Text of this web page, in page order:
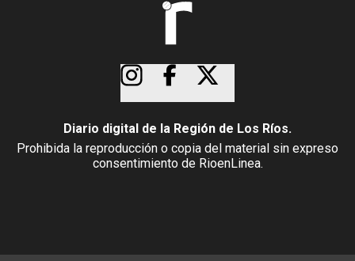
Diario digital de la Región de Los Ríos.
Prohibida la reproducción o copia del material sin expreso
consentimiento de RioenLinea.